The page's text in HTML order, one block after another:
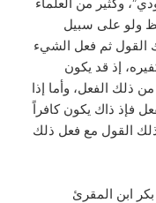
وكثير من العلماء
ولو على سبيل
القول ثم فعل الشيء
إذ قد يكون
ذلك الفعل، وأما إذا
فإذ ذاك يكون كافراً
القول مع فعل ذلك
ابن المقرئ